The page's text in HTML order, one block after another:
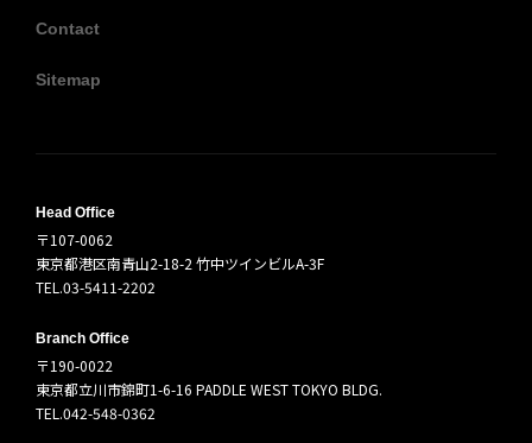
Contact
Sitemap
Head Office
〒107-0062
東京都港区南青山2-18-2 竹中ツインビルA-3F
TEL.03-5411-2202
Branch Office
〒190-0022
東京都立川市錦町1-6-16 PADDLE WEST TOKYO BLDG.
TEL.042-548-0362